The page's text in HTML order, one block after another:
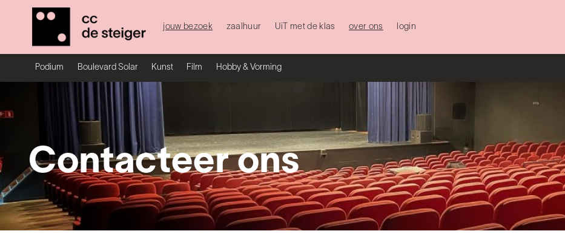
jouw bezoek zaalhuur UiT met de klas over ons login
Podium Boulevard Solar Kunst Film Hobby & Vorming
Contacteer ons